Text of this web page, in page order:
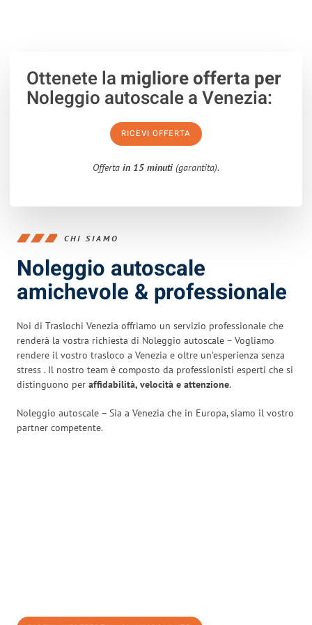
Ottenete la migliore offerta per
Noleggio autoscale a Venezia:
RICEVI OFFERTA
Offerta in 15 minuti (garantita).
CHI SIAMO
Noleggio autoscale
amichevole & professionale
Noi di Traslochi Venezia offriamo un servizio professionale che
renderà la vostra richiesta di Noleggio autoscale – Vogliamo
rendere il vostro trasloco a Venezia e oltre un’esperienza senza
stress . Il nostro team è composto da professionisti esperti che si
distinguono per affidabilità, velocità e attenzione.
Noleggio autoscale – Sia a Venezia che in Europa, siamo il vostro
partner competente.